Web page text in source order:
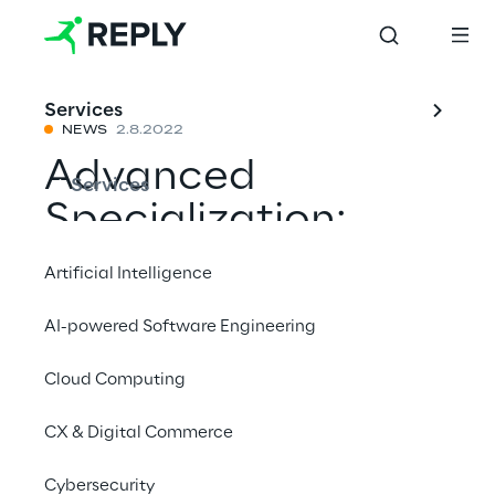
Services
Services
Artificial Intelligence
AI-powered Software Engineering
Cloud Computing
CX & Digital Commerce
Cybersecurity
NEWS 2.8.2022
Advanced
Specialization:
Microsoft Low
Code Application
Mit einem Freund teilen